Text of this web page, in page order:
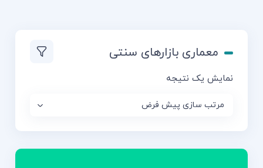
معماری بازارهای سنتی
نمایش یک نتیجه